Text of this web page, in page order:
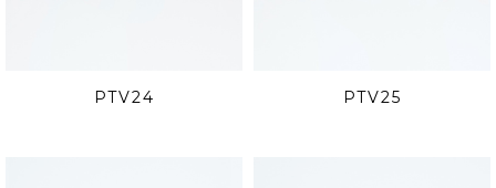
PTV24 PTV25